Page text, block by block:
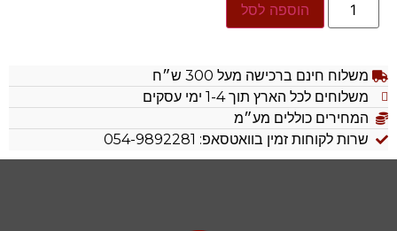
הוספה לסל
משלוח חינם ברכישה מעל 300 ש״ח
משלוחים לכל הארץ תוך 1-4 ימי עסקים
המחירים כוללים מע״מ
שרות לקוחות זמין בוואטסאפ: 054-9892281